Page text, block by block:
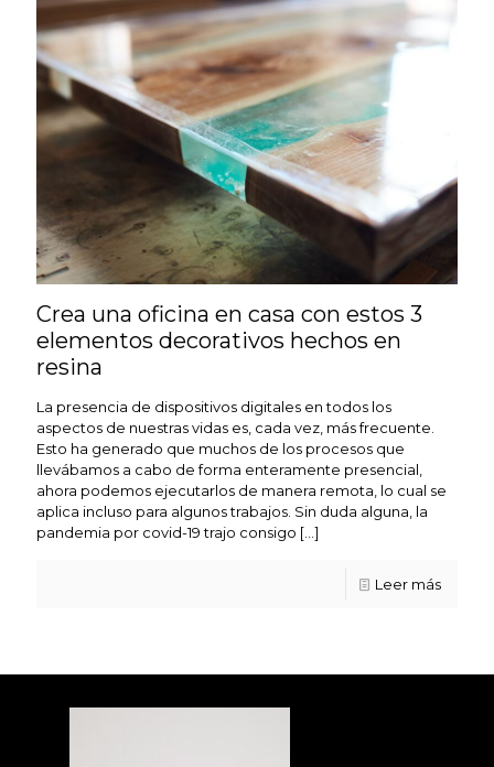
Crea una oficina en casa con estos 3
elementos decorativos hechos en
resina
La presencia de dispositivos digitales en todos los
aspectos de nuestras vidas es, cada vez, más frecuente.
Esto ha generado que muchos de los procesos que
llevábamos a cabo de forma enteramente presencial,
ahora podemos ejecutarlos de manera remota, lo cual se
aplica incluso para algunos trabajos. Sin duda alguna, la
pandemia por covid-19 trajo consigo […]
Leer más